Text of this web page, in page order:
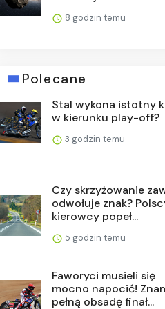
8 godzin temu
Polecane
Stal wykona istotny
w kierunku play-off?
3 godzin temu
Czy skrzyżowanie
odwołuje znak?
kierowcy popeł...
5 godzin temu
Faworyci musieli się
mocno napocić!
pełną obsadę finał...